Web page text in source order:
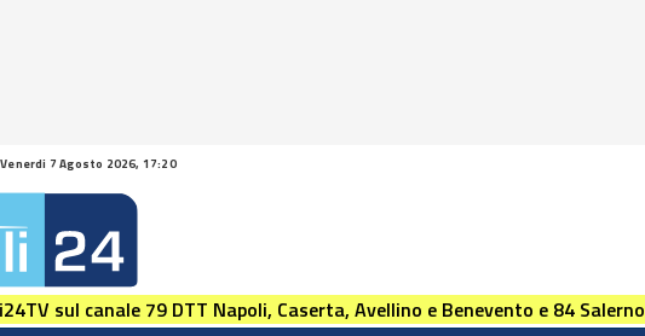
Venerdi 7 Agosto 2026, 17:20
sul canale 79 DTT Napoli, Caserta, Avellino e Benevento e 84 Salerno